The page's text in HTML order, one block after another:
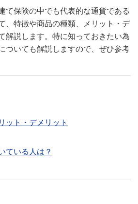
て保険の中でも代表的な通貨である
、特徴や商品の種類、メリット・デ
解説します。特に知っておきたい為
ついても解説しますので、ぜひ参考
ット・デメリット
ている人は？